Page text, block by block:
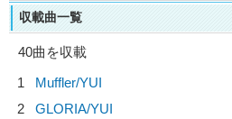
収載曲一覧
40曲を収載
1
Muffler/YUI
2
GLORIA/YUI